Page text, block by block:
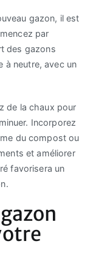
gazon, il est
par
des gazons
à neutre, avec un
de la chaux pour
Incorporez
du compost ou
et améliorer
favorisera un